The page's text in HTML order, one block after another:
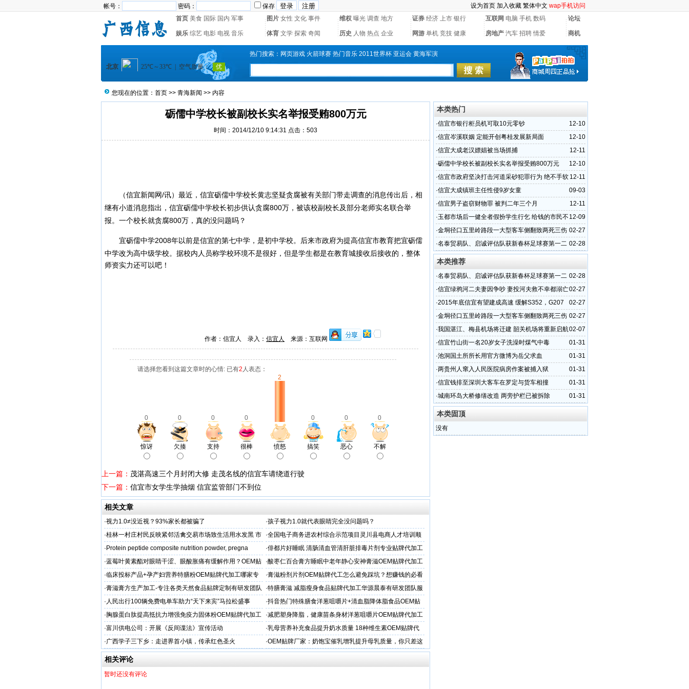
帐号： 密码： 保存 设为首页 加入收藏 繁体中文 wap手机访问
首页 美食 国际 国内 军事 图片 女性 文化 事件 维权 曝光 调查 地方 证券 经济 上市 银行 互联网 电脑 手机 数码 论坛
娱乐 综艺 电影 电视 音乐 体育 文学 探索 奇闻 历史 人物 热点 企业 网游 单机 竞技 健康 房地产 汽车 招聘 情爱 商机
热门搜索： 网页游戏 火箭球赛 热门音乐 2011世界杯 亚运会 黄海军演
您现在的位置： 首页 >> 青海新闻 >> 内容
砺儒中学校长被副校长实名举报受贿800万元
时间：2014/12/10 9:14:31 点击： 503
（信宜新闻网/讯）最近，信宜砺儒中学校长黄志坚疑贪腐被有关部门带走调查的消息传出后，相
继有小道消息指出，信宜砺儒中学校长初步供认贪腐800万，被该校副校长及部分老师实名联合举
报。一个校长就贪腐800万，真的没问题吗？
宜砺儒中学2008年以前是信宜的第七中学，是初中学校。后来市政府为提高信宜市教育把宜砺儒
中学改为高中级学校。据校内人员称学校环境不是很好，但是学生都是在教育城接收后接收的，整体
师资实力还可以吧！
作者：信宜人 录入： 信宜人 来源：互联网
请选择您看到这篇文章时的心情: 已有2 人表态：
0 0 0 0
2
0 0 0
惊讶 欠揍 支持 很棒 愤怒 搞笑 恶心 不解
上一篇： 茂湛高速三个月封闭大修 走茂名线的信宜车请绕道行驶
下一篇： 信宜市女学生学抽烟 信宜监管部门不到位
相关文章
·视力1.0≠没近视？93%家长都被骗了 ·孩子视力1.0就代表眼睛完全没问题吗？
·桂林一村庄村民反映紧邻活禽交易市场致生活用水发黑 市
场称属“造谣”，联合调查组介入调查
·全国电子商务进农村综合示范项目灵川县电商人才培训顺
利开班
· Protein peptide composite nutrition powder, pregna ·俳都片好睡眠 清肠清血管清肝脏排毒片剂专业贴牌代加工
·蓝莓叶黄素酯对眼睛干涩、眼酸胀痛有缓解作用？OEM贴
牌代工
·酸枣仁百合膏方睡眠中老年静心安神膏滋OEM贴牌代加工
厂
·临床投标产品+孕产妇营养特膳粉OEM贴牌代加工哪家专
业
·膏滋粉剂片剂OEM贴牌代工怎么避免踩坑？想赚钱的必看
·膏滋膏方生产加工-专注各类天然食品贴牌定制有研发团队
厂家
·特膳膏滋 减脂瘦身食品贴牌代加工华源晨泰有研发团队服
务商
· 人民出行100辆免费电单车助力“天下来宾”马拉松盛事 ·抖音热门特殊膳食洋葱咀嚼片+清血脂降体脂食品OEM贴
牌加工
· 胸腺蛋白肽提高抵抗力增强免疫力固体粉OEM贴牌代加工
服务商
·减肥塑身降脂，健康苗条身材洋葱咀嚼片OEM贴牌代加工
服务商
·富川供电公司：开展《反间谍法》宣传活动 ·乳母营养补充食品提升奶水质量 18种维生素OEM贴牌代
工
·广西学子三下乡：走进界首小镇，传承红色圣火 ·OEM贴牌厂家：奶饱宝催乳增乳提升母乳质量，你只差这
一步！
相关评论
暂时还没有评论
本类热门
12-10
·信宜市银行柜员机可取10元零钞
12-10
·信宜岑溪联姻 定能开创粤桂发展新局面
12-11
·信宜大成老汉嫖娼被当场抓捕
12-10
·砺儒中学校长被副校长实名举报受贿800万元
12-11
·信宜市政府坚决打击河道采砂犯罪行为 绝不手软
09-03
·信宜大成镇班主任性侵9岁女童
12-11
·信宜男子盗窃财物罪 被判二年三个月
12-09
·玉都市场后一健全者假扮学生行乞 给钱的市民不
少
02-27
·金垌径口五里岭路段一大型客车侧翻致两死三伤
02-28
·名泰贸易队、启诚评估队获新春杯足球赛第一二
名
本类推荐
02-28
·名泰贸易队、启诚评估队获新春杯足球赛第一二
名
02-27
·信宜绿鸦河二夫妻因争吵 妻投河夫救不幸都溺亡
02-27
·2015年底信宜有望建成高速 缓解S352，G207
的交通压
02-27
·金垌径口五里岭路段一大型客车侧翻致两死三伤
02-07
·我国湛江、梅县机场将迁建 韶关机场将重新启航
01-31
·信宜竹山街一名20岁女子洗澡时煤气中毒
01-31
·池洞国土所所长用官方微博为岳父求血
01-31
·两贵州人窜入人民医院病房作案被捕入狱
01-31
·信宜钱排至深圳大客车在罗定与货车相撞
01-31
·城南环岛大桥修缮改造 两旁护栏已被拆除
本类固顶
没有